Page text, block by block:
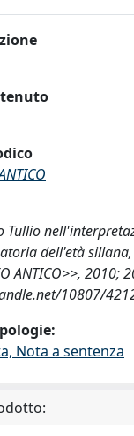
Tullio
dell'età sillana,
ANTICO>>, 2010;
10807/
Nota a sentenza